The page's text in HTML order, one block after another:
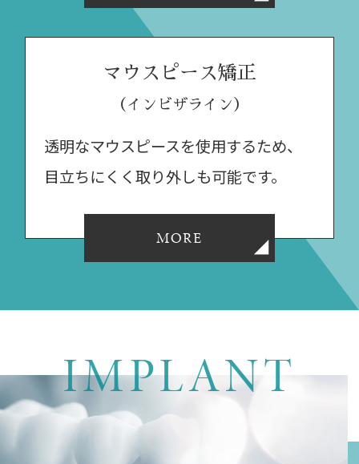
マウスピース矯正
（インビザライン）
透明なマウスピースを使用するため、
目立ちにくく取り外しも可能です。
MORE
IMPLANT